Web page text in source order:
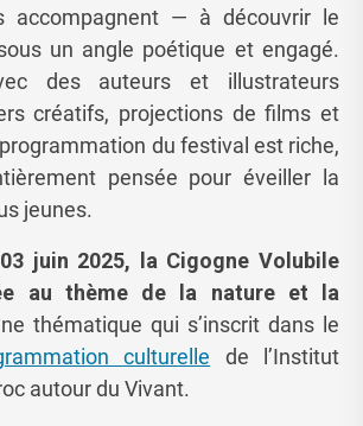
accompagnent — à découvrir le
un angle poétique et engagé.
des auteurs et illustrateurs
créatifs, projections de films et
du festival est riche,
pensée pour éveiller la
jeunes.
juin 2025, la Cigogne Volubile
au thème de la nature et la
thématique qui s’inscrit dans le
culturelle de l’Institut
autour du Vivant.